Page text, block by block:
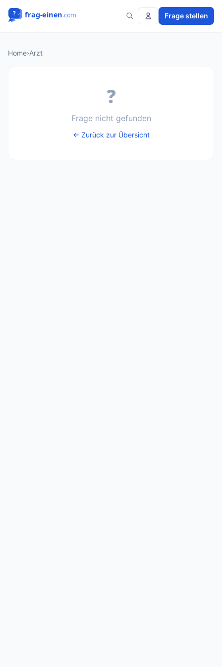
Frage stellen
Home›Arzt
❓
Frage nicht gefunden
← Zurück zur Übersicht